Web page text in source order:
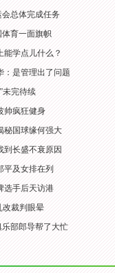
总体完成任务
育一面旗帜
能学点儿什么？
：是管理出了问题
未完待续
帅疯狂健身
秘国球缘何强大
到长盛不衰原因
平及女排在列
选手后天访港
改裁判眼晕
部郎导帮了大忙